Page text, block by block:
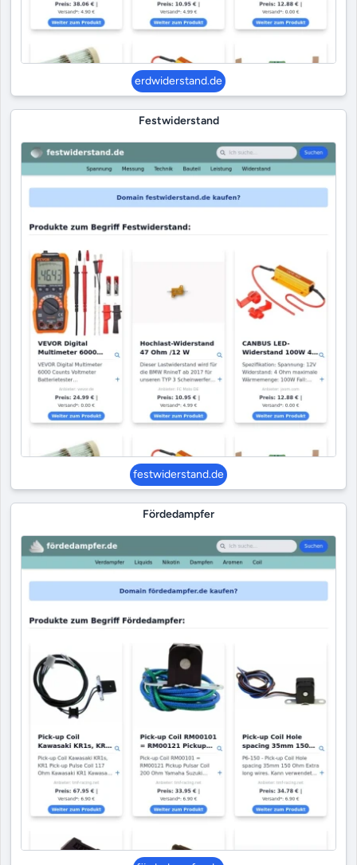
erdwiderstand.de
Festwiderstand
festwiderstand.de
Fördedampfer